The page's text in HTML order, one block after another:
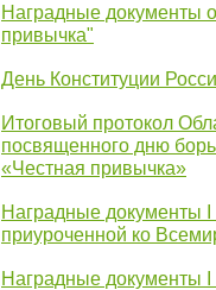
Наградные документы
привычка"
День Конституции
Итоговый протокол
посвященного дню
«Честная привычка»
Наградные документы
приуроченной ко
Наградные документы